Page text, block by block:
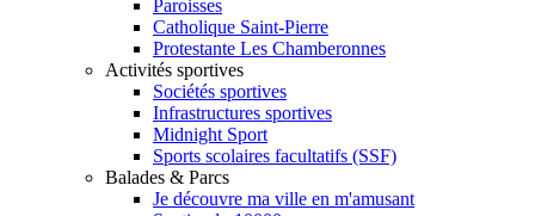
Paroisses
Catholique Saint-Pierre
Protestante Les Chamberonnes
Activités sportives
Sociétés sportives
Infrastructures sportives
Midnight Sport
Sports scolaires facultatifs (SSF)
Balades & Parcs
Je découvre ma ville en m'amusant